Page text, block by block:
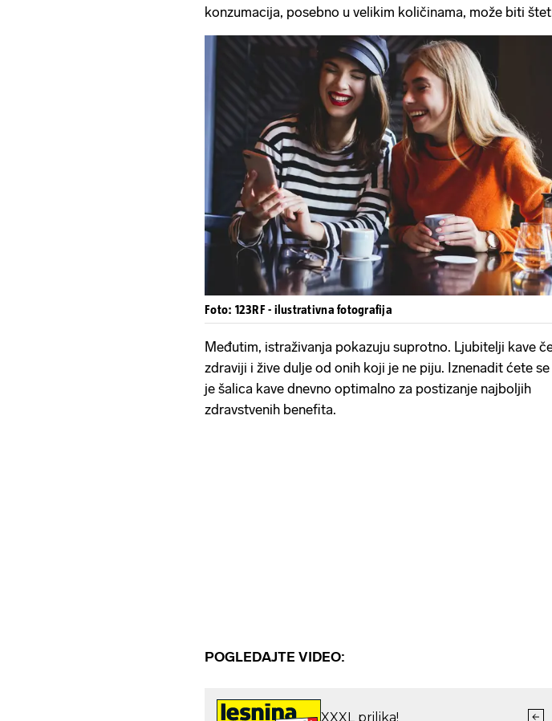
konzumacija, posebno u velikim količinama, može biti
Foto: 123RF - ilustrativna fotografija
Međutim, istraživanja pokazuju suprotno. Ljubitelji kave
zdraviji i žive dulje od onih koji je ne piju. Iznenadit ćete
je šalica kave dnevno optimalno za postizanje najboljih
zdravstvenih benefita.
POGLEDAJTE VIDEO: